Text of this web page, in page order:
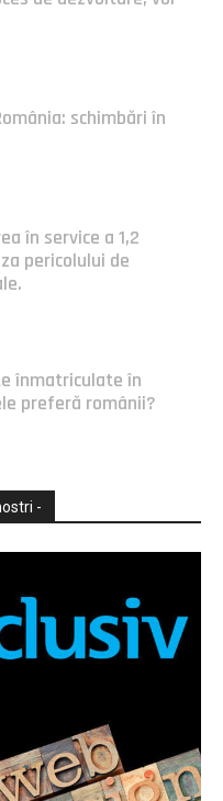
schimbări în
în service a 1,2
pericolului de
înmatriculate în
preferă românii?
-